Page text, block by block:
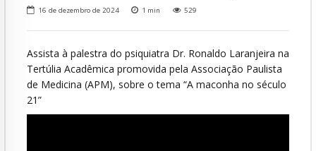
16 de dezembro de 2024 1 min 529
Assista à palestra do psiquiatra Dr. Ronaldo Laranjeira na
Tertúlia Acadêmica promovida pela Associação Paulista
de Medicina (APM), sobre o tema “A maconha no século
21”